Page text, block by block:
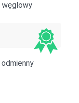
węglowy
odmienny